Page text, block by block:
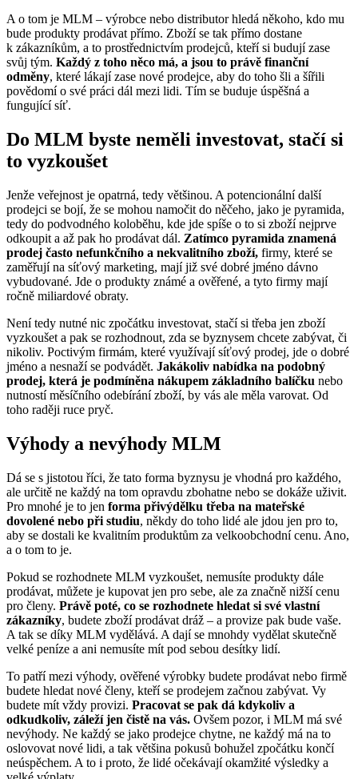
A o tom je MLM – výrobce nebo distributor hledá někoho, kdo mu
bude produkty prodávat přímo. Zboží se tak přímo dostane
k zákazníkům, a to prostřednictvím prodejců, kteří si budují zase
svůj tým. Každý z toho něco má, a jsou to právě finanční
odměny, které lákají zase nové prodejce, aby do toho šli a šířili
povědomí o své práci dál mezi lidi. Tím se buduje úspěšná a
fungující síť.
Do MLM byste neměli investovat, stačí si
to vyzkoušet
Jenže veřejnost je opatrná, tedy většinou. A potencionální další
prodejci se bojí, že se mohou namočit do něčeho, jako je pyramida,
tedy do podvodného koloběhu, kde jde spíše o to si zboží nejprve
odkoupit a až pak ho prodávat dál. Zatímco pyramida znamená
prodej často nefunkčního a nekvalitního zboží, firmy, které se
zaměřují na síťový marketing, mají již své dobré jméno dávno
vybudované. Jde o produkty známé a ověřené, a tyto firmy mají
ročně miliardové obraty.
Není tedy nutné nic zpočátku investovat, stačí si třeba jen zboží
vyzkoušet a pak se rozhodnout, zda se byznysem chcete zabývat, či
nikoliv. Poctivým firmám, které využívají síťový prodej, jde o dobré
jméno a nesnaží se podvádět. Jakákoliv nabídka na podobný
prodej, která je podmíněna nákupem základního balíčku nebo
nutností měsíčního odebírání zboží, by vás ale měla varovat. Od
toho raději ruce pryč.
Výhody a nevýhody MLM
Dá se s jistotou říci, že tato forma byznysu je vhodná pro každého,
ale určitě ne každý na tom opravdu zbohatne nebo se dokáže uživit.
Pro mnohé je to jen forma přivýdělku třeba na mateřské
dovolené nebo při studiu, někdy do toho lidé ale jdou jen pro to,
aby se dostali ke kvalitním produktům za velkoobchodní cenu. Ano,
a o tom to je.
Pokud se rozhodnete MLM vyzkoušet, nemusíte produkty dále
prodávat, můžete je kupovat jen pro sebe, ale za značně nižší cenu
pro členy. Právě poté, co se rozhodnete hledat si své vlastní
zákazníky, budete zboží prodávat dráž – a provize pak bude vaše.
A tak se díky MLM vydělává. A dají se mnohdy vydělat skutečně
velké peníze a ani nemusíte mít pod sebou desítky lidí.
To patří mezi výhody, ověřené výrobky budete prodávat nebo firmě
budete hledat nové členy, kteří se prodejem začnou zabývat. Vy
budete mít vždy provizi. Pracovat se pak dá kdykoliv a
odkudkoliv, záleží jen čistě na vás. Ovšem pozor, i MLM má své
nevýhody. Ne každý se jako prodejce chytne, ne každý má na to
oslovovat nové lidi, a tak většina pokusů bohužel zpočátku končí
neúspěchem. A to i proto, že lidé očekávají okamžité výsledky a